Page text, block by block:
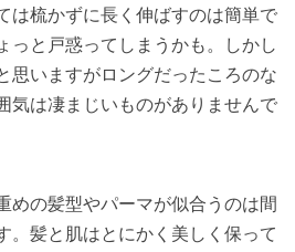
は梳かずに長く伸ばすのは簡単で
っと戸惑ってしまうかも。しかし
思いますがロングだったころのな
気は凄まじいものがありませんで
めの髪型やパーマが似合うのは間
。髪と肌はとにかく美しく保って